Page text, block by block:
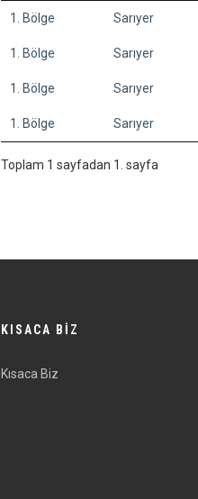
1. Bölge Sarıyer
1. Bölge Sarıyer
1. Bölge Sarıyer
1. Bölge Sarıyer
Toplam 1 sayfadan 1. sayfa
KISACA BİZ
Kısaca Biz